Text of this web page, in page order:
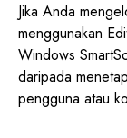
Jika Anda
menggunakan
Windows
daripada
pengguna atau